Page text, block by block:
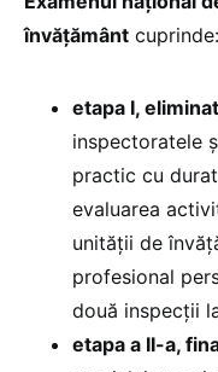
învăţământ cuprinde:
etapa I,
inspectoratele
practic cu
evaluarea
unităţii de
profesional
două inspecţii
etapa a II-a,